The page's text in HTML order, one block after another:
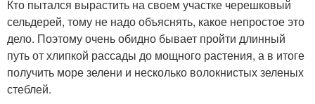
Кто пытался вырастить на своем участке черешковый
сельдерей, тому не надо объяснять, какое непростое это
дело. Поэтому очень обидно бывает пройти длинный
путь от хлипкой рассады до мощного растения, а в итоге
получить море зелени и несколько волокнистых зеленых
стеблей.